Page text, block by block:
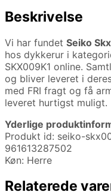
Beskrivelse
Vi har fundet Seiko
hos dykkerur i
SKX009K1 online.
og bliver leveret i
med FRI fragt og få
leveret hurtigst muligt.
Yderlige
Produkt id: seiko-
961613287502
Køn: Herre
Relaterede